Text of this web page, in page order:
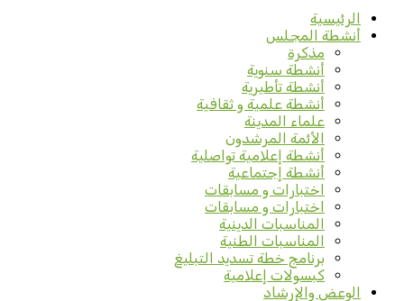
الرئيسية
أنشطة المجلس
مذكرة
أنشطة سنوية
أنشطة تأطيرية
أنشطة علمية و ثقافية
علماء المدينة
الأئمة المرشدون
أنشطة إعلامية تواصلية
أنشطة إجتماعية
اختبارات و مسابقات
اختبارات و مسابقات
المناسبات الدينية
المناسبات الطنية
برنامج خطة تسديد التبليغ
كبسولات إعلامية
الوعض والإرشاد